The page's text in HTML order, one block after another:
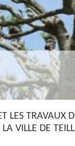
LES TRAVAUX
VILLE DE